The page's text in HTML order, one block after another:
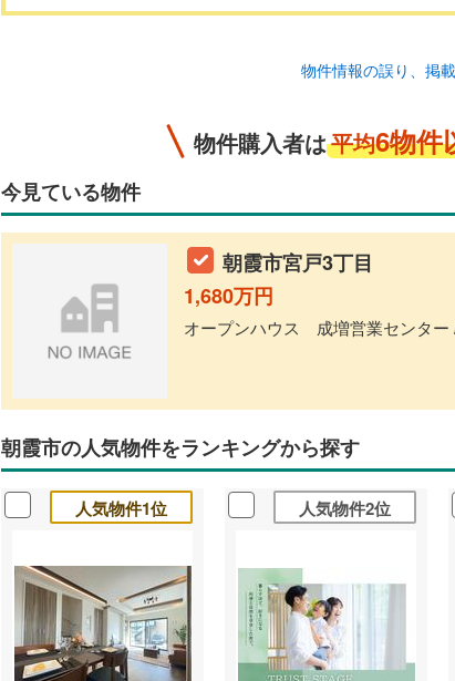
物件情報の誤り、掲
物件購入者は平均6物件
今見ている物件
朝霞市宮戸3丁目
1,680万円
オープンハウス 成増営業センター
朝霞市の人気物件をランキングから探す
人気物件1位 人気物件2位